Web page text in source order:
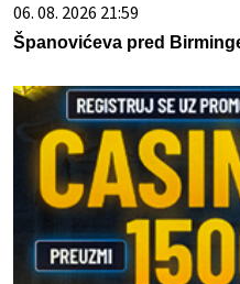
06. 08. 2026 21:59
Španovićeva pred